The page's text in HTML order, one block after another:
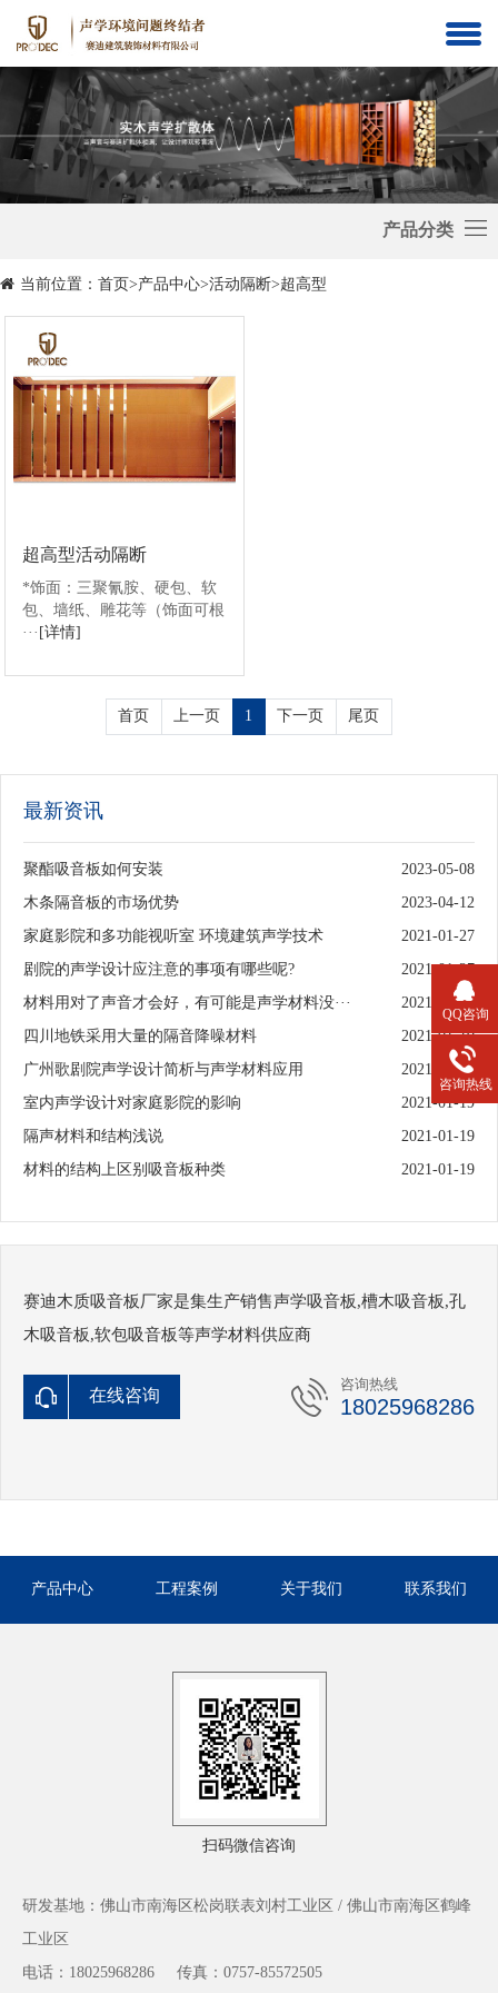
产品分类
音
隔
料
隔
音
砂
板
音
当前位置： 首页 > 产品中心>活动隔断>超高型
超高型活动隔断
*饰面：三聚氰胺、硬包、软
包、墙纸、雕花等（饰面可根
··· [详情]
首页 上一页 1 下一页 尾页
最新资讯
聚酯吸音板如何安装
2023-05-08
木条隔音板的市场优势
2023-04-12
家庭影院和多功能视听室 环境建筑声学技术
2021-01-27
剧院的声学设计应注意的事项有哪些呢?
2021-01-27
材料用对了声音才会好，有可能是声学材料没···
2021-01-27
四川地铁采用大量的隔音降噪材料
2021-01-19
广州歌剧院声学设计简析与声学材料应用
2021-01-19
室内声学设计对家庭影院的影响
2021-01-19
隔声材料和结构浅说
2021-01-19
材料的结构上区别吸音板种类
2021-01-19
赛迪木质吸音板厂家是集生产销售声学吸音板,槽木吸音板,孔
木吸音板,软包吸音板等声学材料供应商
在线咨询
咨询热线
18025968286
产品中心 工程案例 关于我们 联系我们
扫码微信咨询
研发基地：佛山市南海区松岗联表刘村工业区 / 佛山市南海区鹤峰
工业区
电话：18025968286
传真：0757-85572505
QQ咨询
咨询热线